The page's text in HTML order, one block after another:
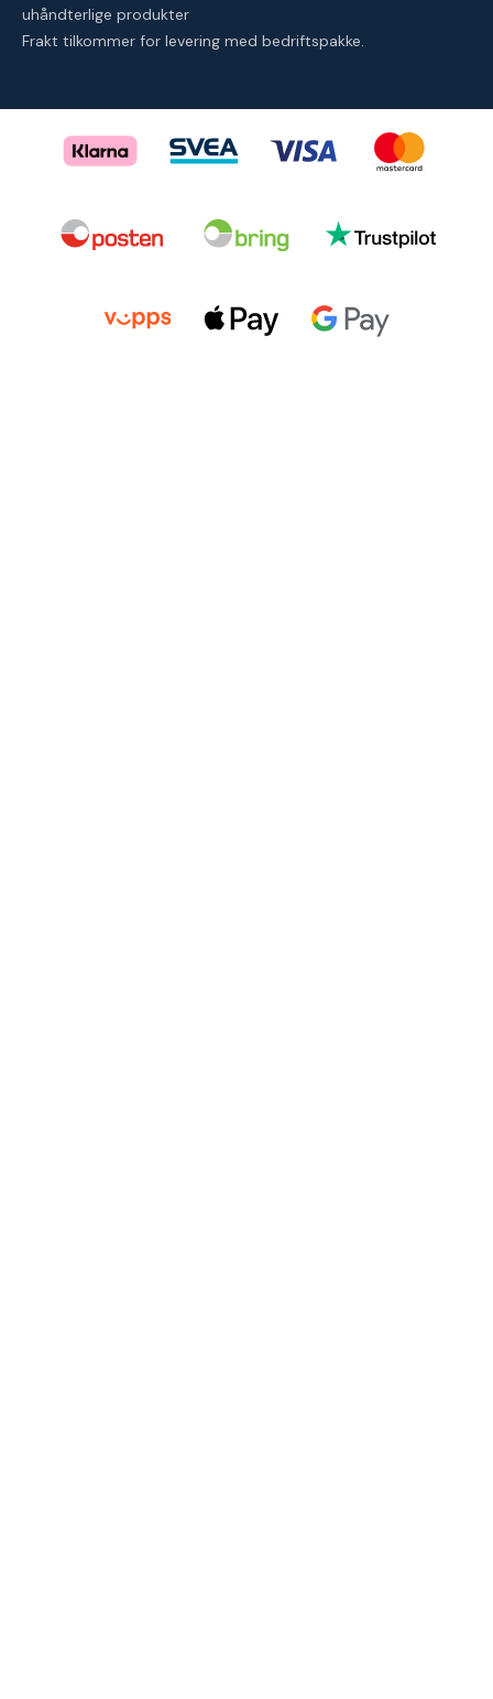
uhåndterlige produkter
Frakt tilkommer for levering med bedriftspakke.